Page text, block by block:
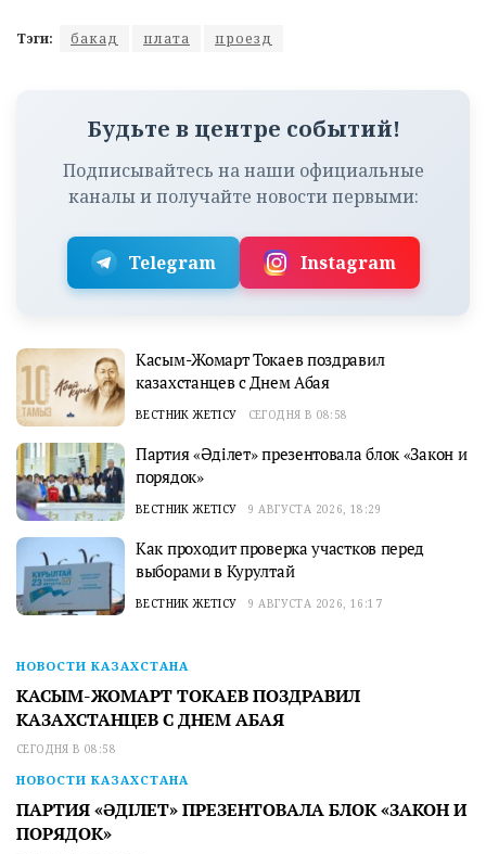
Тэги: бакад плата проезд
Будьте в центре событий!
Подписывайтесь на наши официальные
каналы и получайте новости первыми:
Telegram Instagram
Касым-Жомарт Токаев поздравил
казахстанцев с Днем Абая
ВЕСТНИК ЖЕТІСУ СЕГОДНЯ В 08:58
Партия «Әділет» презентовала блок «Закон и
порядок»
ВЕСТНИК ЖЕТІСУ 9 АВГУСТА 2026, 18:29
Как проходит проверка участков перед
выборами в Курултай
ВЕСТНИК ЖЕТІСУ 9 АВГУСТА 2026, 16:17
НОВОСТИ КАЗАХСТАНА
КАСЫМ-ЖОМАРТ ТОКАЕВ ПОЗДРАВИЛ
КАЗАХСТАНЦЕВ С ДНЕМ АБАЯ
СЕГОДНЯ В 08:58
НОВОСТИ КАЗАХСТАНА
ПАРТИЯ «ӘДІЛЕТ» ПРЕЗЕНТОВАЛА БЛОК «ЗАКОН И
ПОРЯДОК»